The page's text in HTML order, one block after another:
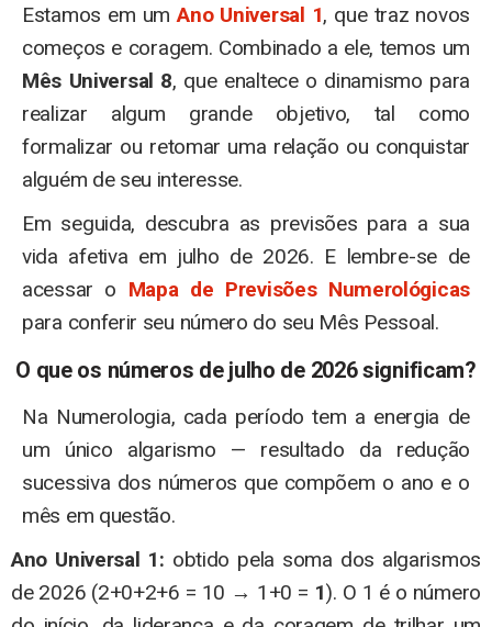
Estamos em umAno Universal 1, que traz novos
começos e coragem. Combinado a ele, temos um
Mês Universal 8, que enaltece o dinamismo para
realizar algum grande objetivo, tal como
formalizar ou retomar uma relação ou conquistar
alguém de seu interesse.
Em seguida, descubra as previsões para a sua
vida afetiva em julho de 2026. E lembre-se de
acessar o Mapa de Previsões Numerológicas
para conferir seu número do seu Mês Pessoal.
O que os números de julho de 2026 significam?
Na Numerologia, cada período tem a energia de
um único algarismo — resultado da redução
sucessiva dos números que compõem o ano e o
mês em questão.
Ano Universal 1: obtido pela soma dos algarismos
de 2026 (2+0+2+6 = 10 → 1+0 = 1). O 1 é o número